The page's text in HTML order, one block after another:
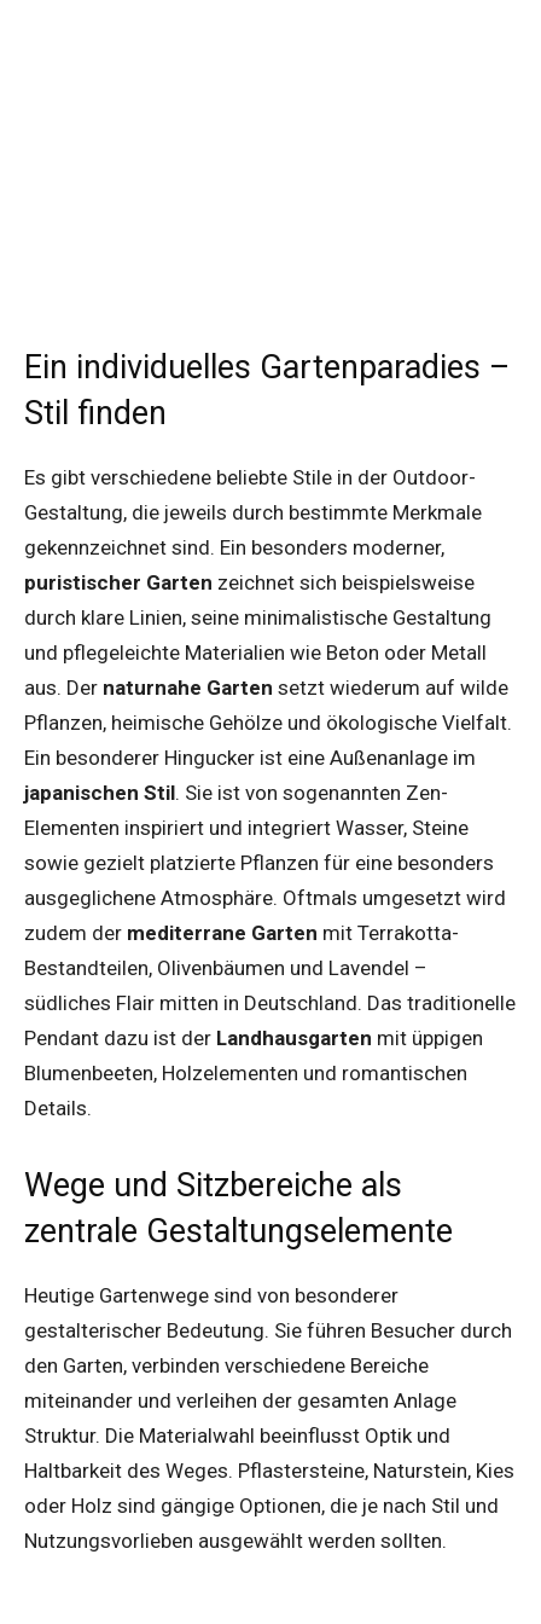
Ein individuelles Gartenparadies –
Stil finden
Es gibt verschiedene beliebte Stile in der Outdoor-
Gestaltung, die jeweils durch bestimmte Merkmale
gekennzeichnet sind. Ein besonders moderner,
puristischer Garten zeichnet sich beispielsweise
durch klare Linien, seine minimalistische Gestaltung
und pflegeleichte Materialien wie Beton oder Metall
aus. Der naturnahe Garten setzt wiederum auf wilde
Pflanzen, heimische Gehölze und ökologische Vielfalt.
Ein besonderer Hingucker ist eine Außenanlage im
japanischen Stil. Sie ist von sogenannten Zen-
Elementen inspiriert und integriert Wasser, Steine
sowie gezielt platzierte Pflanzen für eine besonders
ausgeglichene Atmosphäre. Oftmals umgesetzt wird
zudem der mediterrane Garten mit Terrakotta-
Bestandteilen, Olivenbäumen und Lavendel –
südliches Flair mitten in Deutschland. Das traditionelle
Pendant dazu ist der Landhausgarten mit üppigen
Blumenbeeten, Holzelementen und romantischen
Details.
Wege und Sitzbereiche als
zentrale Gestaltungselemente
Heutige Gartenwege sind von besonderer
gestalterischer Bedeutung. Sie führen Besucher durch
den Garten, verbinden verschiedene Bereiche
miteinander und verleihen der gesamten Anlage
Struktur. Die Materialwahl beeinflusst Optik und
Haltbarkeit des Weges. Pflastersteine, Naturstein, Kies
oder Holz sind gängige Optionen, die je nach Stil und
Nutzungsvorlieben ausgewählt werden sollten.